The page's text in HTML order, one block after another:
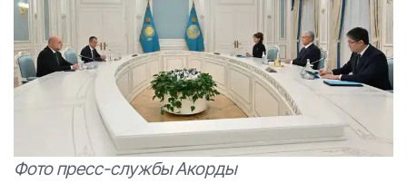
Фото пресс-службы Акорды